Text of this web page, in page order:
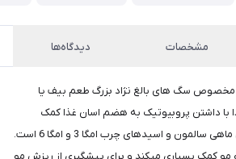
مشخصات دیدگاه‌ها
غذای خشک سنسو Senso مخصوص سگ های بالغ نژاد بزرگ طعم بیف یا
با داشتن پروبیوتیک به هضم اسان غذا کمک
میکند. این غذا شامل روغن ماهی سالمون و اسیدهای چرب امگا 3 و امگا 6 است.
مو کمک بسیاری میکند و برای پیشگیری از ریزش مو